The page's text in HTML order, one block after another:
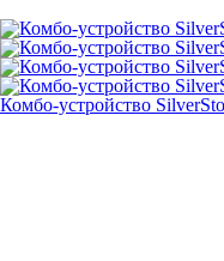
Комбо-устройство